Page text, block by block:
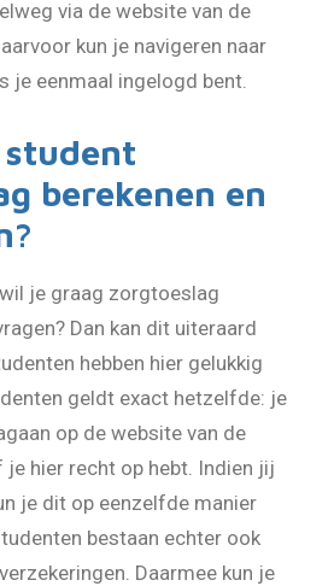
via de website van de
kun je navigeren naar
je eenmaal ingelogd bent.
student
berekenen en
je graag zorgtoeslag
Dan kan dit uiteraard
hebben hier gelukkig
geldt exact hetzelfde: je
op de website van de
hier recht op hebt. Indien jij
je dit op eenzelfde manier
bestaan echter ook
Daarmee kun je